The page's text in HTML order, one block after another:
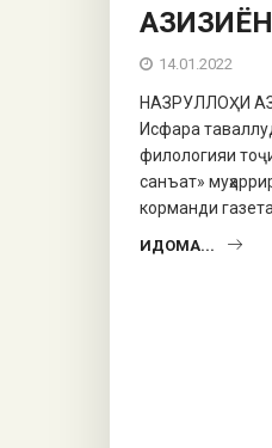
14.01.2022
НАЗРУЛЛОҲИ
Исфара
филологияи
санъат»
корманди
ИДОМА...